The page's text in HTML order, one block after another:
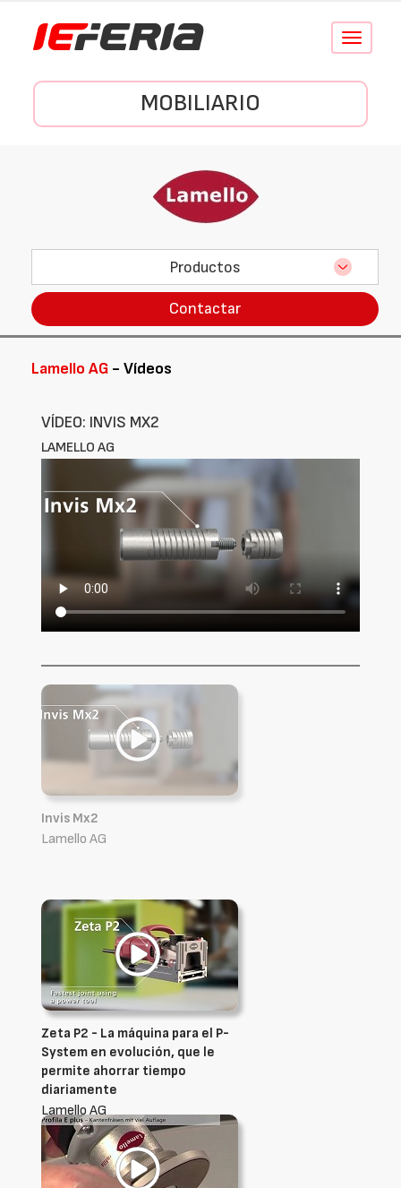
Conmutar
MOBILIARIO
Productos
Contactar
Lamello AG - Vídeos
VÍDEO: INVIS MX2
LAMELLO AG
Invis Mx2
Lamello AG
Zeta P2 - La máquina para el P-
System en evolución, que le
permite ahorrar tiempo
diariamente
Lamello AG